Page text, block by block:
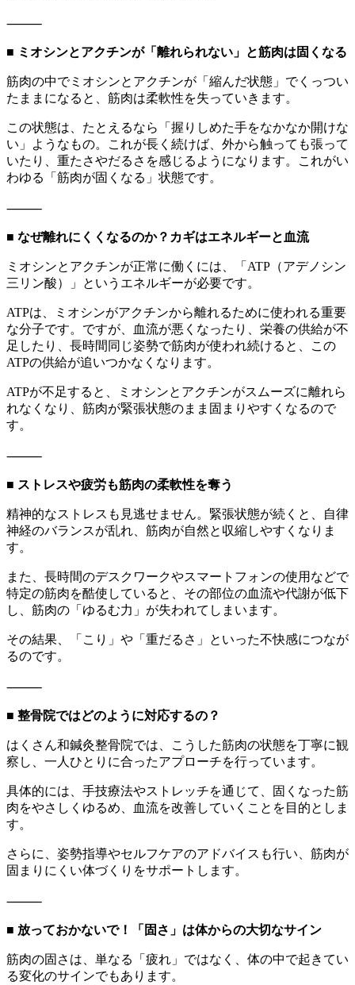
⸻
■ ミオシンとアクチンが「離れられない」と筋肉は固くなる
筋肉の中でミオシンとアクチンが「縮んだ状態」でくっつい
たままになると、筋肉は柔軟性を失っていきます。
この状態は、たとえるなら「握りしめた手をなかなか開けな
い」ようなもの。これが長く続けば、外から触っても張って
いたり、重たさやだるさを感じるようになります。これがい
わゆる「筋肉が固くなる」状態です。
⸻
■ なぜ離れにくくなるのか？カギはエネルギーと血流
ミオシンとアクチンが正常に働くには、「ATP（アデノシン
三リン酸）」というエネルギーが必要です。
ATPは、ミオシンがアクチンから離れるために使われる重要
な分子です。ですが、血流が悪くなったり、栄養の供給が不
足したり、長時間同じ姿勢で筋肉が使われ続けると、この
ATPの供給が追いつかなくなります。
ATPが不足すると、ミオシンとアクチンがスムーズに離れら
れなくなり、筋肉が緊張状態のまま固まりやすくなるので
す。
⸻
■ ストレスや疲労も筋肉の柔軟性を奪う
精神的なストレスも見逃せません。緊張状態が続くと、自律
神経のバランスが乱れ、筋肉が自然と収縮しやすくなりま
す。
また、長時間のデスクワークやスマートフォンの使用などで
特定の筋肉を酷使していると、その部位の血流や代謝が低下
し、筋肉の「ゆるむ力」が失われてしまいます。
その結果、「こり」や「重だるさ」といった不快感につなが
るのです。
⸻
■ 整骨院ではどのように対応するの？
はくさん和鍼灸整骨院では、こうした筋肉の状態を丁寧に観
察し、一人ひとりに合ったアプローチを行っています。
具体的には、手技療法やストレッチを通じて、固くなった筋
肉をやさしくゆるめ、血流を改善していくことを目的としま
す。
さらに、姿勢指導やセルフケアのアドバイスも行い、筋肉が
固まりにくい体づくりをサポートします。
⸻
■ 放っておかないで！「固さ」は体からの大切なサイン
筋肉の固さは、単なる「疲れ」ではなく、体の中で起きてい
る変化のサインでもあります。